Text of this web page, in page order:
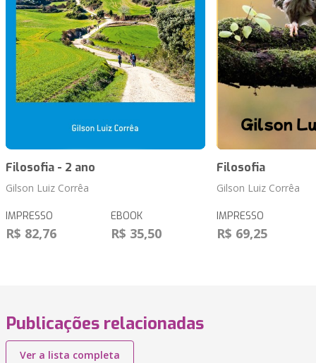
Filosofia - 2 ano
Gilson Luiz Corrêa
IMPRESSO
R$ 82,76
EBOOK
R$ 35,50
Filosofia
Gilson Luiz Corrêa
IMPRESSO
R$ 69,25
Publicações relacionadas
Ver a lista completa